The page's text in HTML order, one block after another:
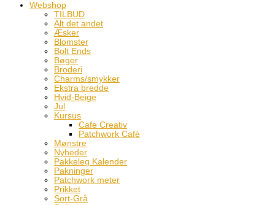
Webshop
TILBUD
Alt det andet
Æsker
Blomster
Bolt Ends
Bøger
Broderi
Charms/smykker
Ekstra bredde
Hvid-Beige
Jul
Kursus
Cafe Creativ
Patchwork Cafè
Mønstre
Nyheder
Pakkeleg Kalender
Pakninger
Patchwork meter
Prikket
Sort-Grå